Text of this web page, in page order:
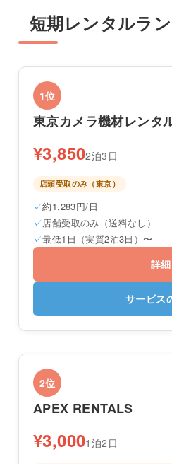
短期レンタルラ
1位
東京カメラ機材レンタ
¥3,8502泊3日
店頭受取のみ（東京）
約1,283円/日
店舗受取のみ（送料なし）
最低1日（実質2泊3日）〜
詳
サービス
2位
APEX RENTALS
¥3,0001泊2日